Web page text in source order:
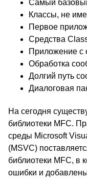
Самый
Классы, не
Первое
Средства
Приложение с
Обработка
Долгий путь
Диалоговая
На сегодня
библиотеки MFC.
среды Microsoft
(MSVC)
библиотеки MFC, в
ошибки и